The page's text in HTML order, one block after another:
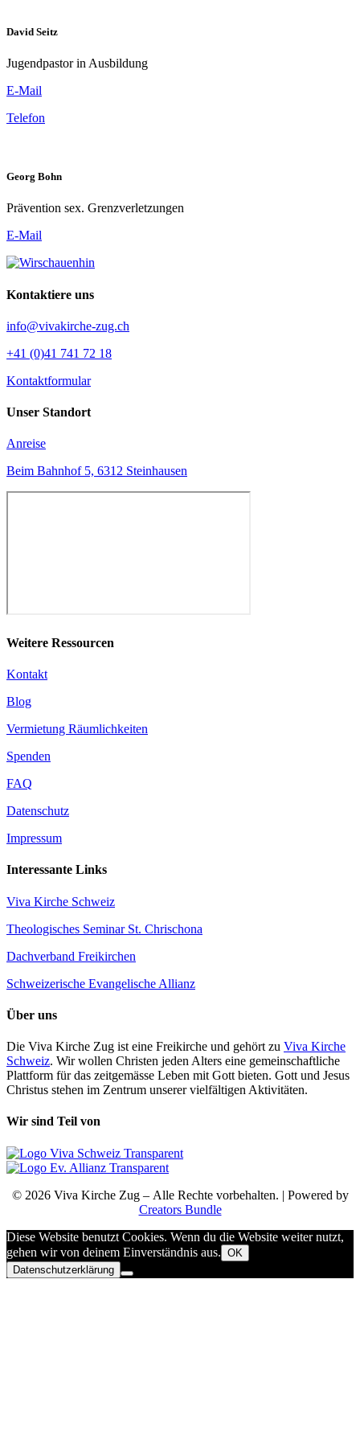
David Seitz
Jugendpastor in Ausbildung
E-Mail
Telefon
Georg Bohn
Prävention sex. Grenzverletzungen
E-Mail
Kontaktiere uns
info@vivakirche-zug.ch
+41 (0)41 741 72 18
Kontaktformular
Unser Standort
Anreise
Beim Bahnhof 5, 6312 Steinhausen
Weitere Ressourcen
Kontakt
Blog
Vermietung Räumlichkeiten
Spenden
FAQ
Datenschutz
Impressum
Interessante Links
Viva Kirche Schweiz
Theologisches Seminar St. Chrischona
Dachverband Freikirchen
Schweizerische Evangelische Allianz
Über uns
Die Viva Kirche Zug ist eine Freikirche und gehört zu Viva Kirche
Schweiz. Wir wollen Christen jeden Alters eine gemeinschaftliche
Plattform für das zeitgemässe Leben mit Gott bieten. Gott und Jesus
Christus stehen im Zentrum unserer vielfältigen Aktivitäten.
Wir sind Teil von
© 2026 Viva Kirche Zug – Alle Rechte vorbehalten. | Powered by
Creators Bundle
Diese Website benutzt Cookies. Wenn du die Website weiter nutzt,
gehen wir von deinem Einverständnis aus. OK
Datenschutzerklärung